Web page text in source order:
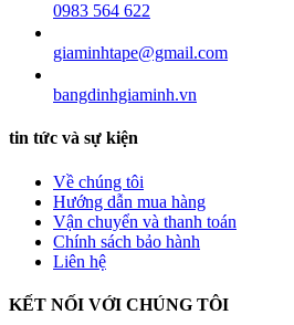
0983 564 622
giaminhtape@gmail.com
bangdinhgiaminh.vn
tin tức và sự kiện
Về chúng tôi
Hướng dẫn mua hàng
Vận chuyển và thanh toán
Chính sách bảo hành
Liên hệ
KẾT NỐI VỚI CHÚNG TÔI